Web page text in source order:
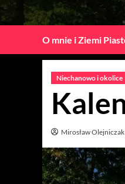
O mnie i Ziemi
Niechanowo i okolice
Mirosław Olejniczak